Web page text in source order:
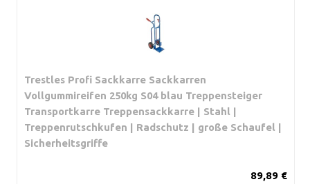
Trestles Profi Sackkarre Sackkarren
Vollgummireifen 250kg S04 blau Treppensteiger
Transportkarre Treppensackkarre | Stahl |
Treppenrutschkufen | Radschutz | große Schaufel |
Sicherheitsgriffe
89,89 €